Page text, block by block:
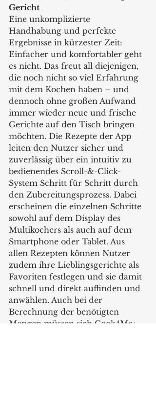
Gericht
Eine unkomplizierte
Handhabung und perfekte
Ergebnisse in kürzester Zeit:
Einfacher und komfortabler geht
es nicht. Das freut all diejenigen,
die noch nicht so viel Erfahrung
mit dem Kochen haben – und
dennoch ohne großen Aufwand
immer wieder neue und frische
Gerichte auf den Tisch bringen
möchten. Die Rezepte der App
leiten den Nutzer sicher und
zuverlässig über ein intuitiv zu
bedienendes Scroll-&-Click-
System Schritt für Schritt durch
den Zubereitungsprozess. Dabei
erscheinen die einzelnen Schritte
sowohl auf dem Display des
Multikochers als auch auf dem
Smartphone oder Tablet. Aus
allen Rezepten können Nutzer
zudem ihre Lieblingsgerichte als
Favoriten festlegen und sie damit
schnell und direkt auffinden und
anwählen. Auch bei der
Berechnung der benötigten
Mengen müssen sich Cook4Me+